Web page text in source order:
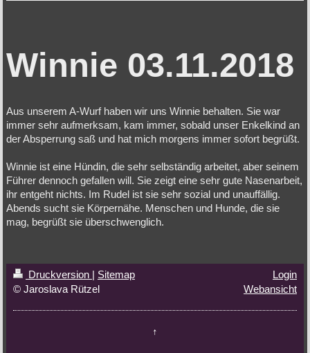
Winnie 03.11.2018
Aus unserem A-Wurf haben wir uns Winnie behalten. Sie war
immer sehr aufmerksam, kam immer, sobald unser Enkelkind an
der Absperrung saß und hat mich morgens immer sofort begrüßt.
Winnie ist eine Hündin, die sehr selbständig arbeitet, aber seinem
Führer dennoch gefallen will. Sie zeigt eine sehr gute Nasenarbeit,
ihr entgeht nichts. Im Rudel ist sie sehr sozial und unauffällig.
Abends sucht sie Körpernähe. Menschen und Hunde, die sie
mag, begrüßt sie überschwenglich.
Druckversion | Sitemap
© Jaroslava Rützel
Login
Webansicht
↑